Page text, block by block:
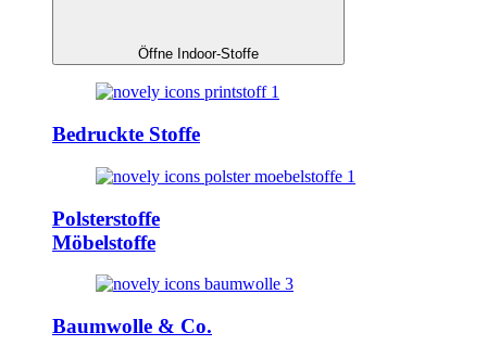
Öffne Indoor-Stoffe
Bedruckte Stoffe
Polsterstoffe
Möbelstoffe
Baumwolle & Co.